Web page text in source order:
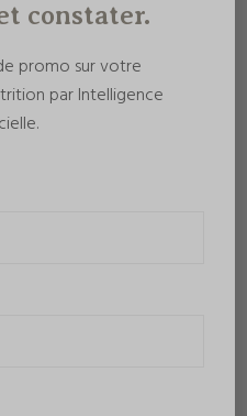
constater.
promo sur votre
par Intelligence